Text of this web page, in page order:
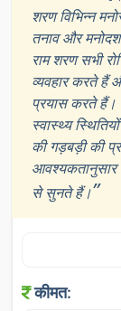
शरण विभिन्न
तनाव और
राम शरण सभी
व्यवहार करते हैं
प्रयास करते हैं।
स्वास्थ्य
की गड़बड़ी की
आवश्यकतानुसार
से सुनते हैं।”
कीमत: